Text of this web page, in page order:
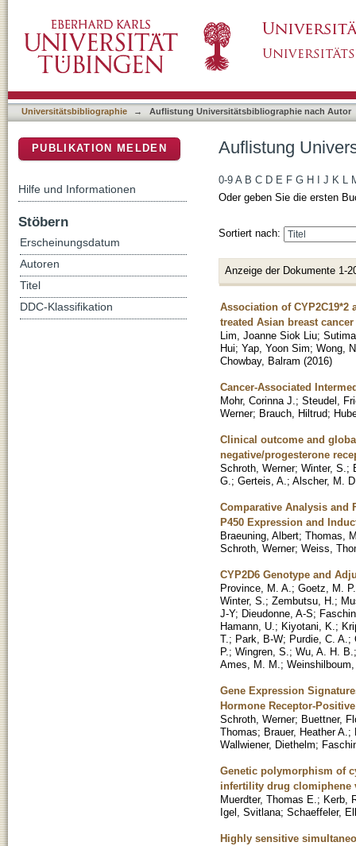
Universitätsbibliographie → Auflistung Universitätsbibliographie nach Autor
Auflistung
0-9 A B C D E F G H J K L
Oder geben Sie die ersten
Sortiert nach:
Anzeige der Dokumente 1-
Association of
treated Asian breast
Lim, Joanne Siok Liu;
Hui; Yap, Yoon Sim; Wong,
Chowbay, Balram (2016)
Cancer-Associated
Mohr, Corinna J. ; Steudel,
Werner; Brauch, Hiltrud;
Clinical outcome and
negative/progesterone
Schroth, Werner; Winter, S. ;
G. ; Gerteis, A. ; Alscher, M.
Comparative Analysis and
P450 Expression and
Braeuning, Albert; Thomas,
Schroth, Werner; Weiss,
CYP2D6 Genotype and
Province, M. A. ; Goetz, M. P.
Winter, S. ; Zembutsu, H. ;
J-Y; Dieudonne, A-S;
Hamann, U. ; Kiyotani, K. ;
T. ; Park, B-W; Purdie, C. A. ;
P. ; Wingren, S. ; Wu, A. H. B.
Ames, M. M. ;
Gene Expression
Hormone Receptor-
Schroth, Werner; Buettner,
Thomas; Brauer, Heather A. ;
Wallwiener, Diethelm;
Genetic polymorphism of
infertility drug clomiphene
Muerdter, Thomas E. ; Kerb,
Igel, Svitlana; Schaeffeler,
Highly sensitive
PUBLIKATION MELDEN
Hilfe und Informationen
Stöbern
Erscheinungsdatum
Autoren
Titel
DDC-Klassifikation